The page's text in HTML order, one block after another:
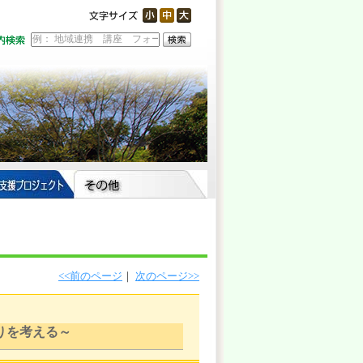
<<前のページ ｜ 次のページ>>
を考える～